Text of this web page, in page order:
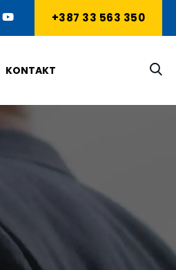
+387 33 563 350
KONTAKT